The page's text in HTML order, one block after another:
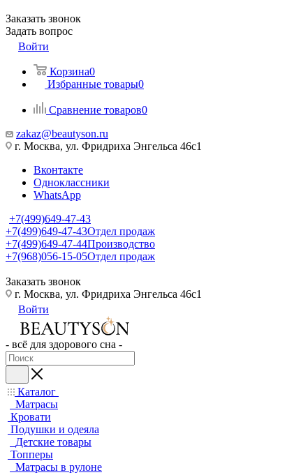
Заказать звонок
Задать вопрос
Войти
Корзина0
Избранные товары0
Сравнение товаров0
zakaz@beautyson.ru
г. Москва, ул. Фридриха Энгельса 46с1
Вконтакте
Одноклассники
WhatsApp
+7(499)649-47-43
+7(499)649-47-43Отдел продаж
+7(499)649-47-44Производство
+7(968)056-15-05Отдел продаж
Заказать звонок
г. Москва, ул. Фридриха Энгельса 46с1
Войти
- всё для здорового сна -
Каталог
Матрасы
Кровати
Подушки и одеяла
Детские товары
Топперы
Матрасы в рулоне